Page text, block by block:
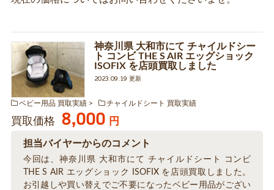
神奈川県 大和市にて チャイルドシー
ト コンビ THE S AIR エッグショック
ISOFIX を店頭買取しました
2023.09.19 更新
ベビー用品 買取実績 チャイルドシート 買取実績
買取価格 8,000 円
担当バイヤーからのコメント
今回は、神奈川県 大和市にて チャイルドシート コンビ
THE S AIR エッグショック ISOFIX を店頭買取しました。
お引越しや買い替えでご不要になったベビー用品がござい